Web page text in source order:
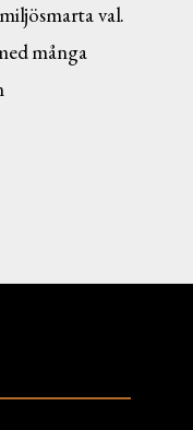
val.
många